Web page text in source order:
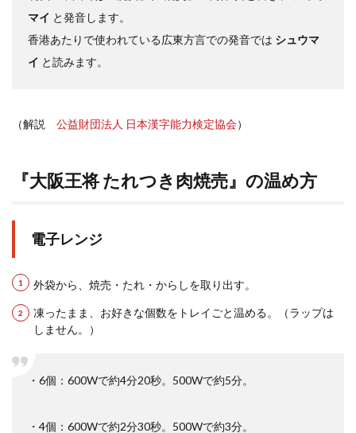
マイ と発音します。
香港あたりで使われている広東方言での発音では シュウマ
イ と読みます。
（解説 公益財団法人 日本漢字能力検定協会）
『大阪王将 たれつき肉焼売』の温め方
電子レンジ
外袋から、焼売・たれ・からしを取り出す。
凍ったまま、お好きな個数をトレイごと温める。（ラップは
しません。）
・6個：600Wで約4分20秒。500Wで約5分。
・4個：600Wで約2分30秒。500Wで約3分。